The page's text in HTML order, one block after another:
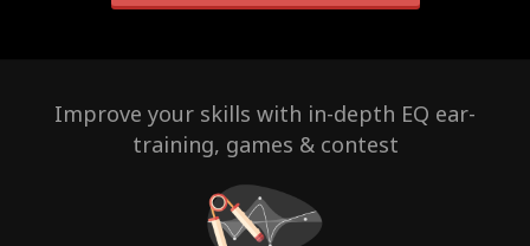
Improve your skills with in-depth EQ ear-
training, games & contest